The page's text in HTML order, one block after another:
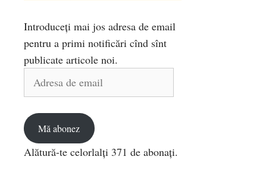
Introduceți mai jos adresa de email
pentru a primi notificări cînd sînt
publicate articole noi.
Adresa
Mă abonez
Alătură-te celorlalți 371 de abonați.